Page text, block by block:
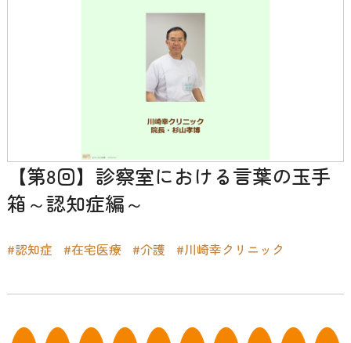
【第8回】診察室における言葉の玉手
箱～認知症編～
#認知症 #在宅医療 #介護 #川崎幸クリニック
投